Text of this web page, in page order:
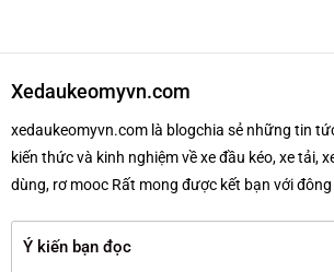
Xedaukeomyvn.com
xedaukeomyvn.com là blogchia sẻ những tin
kiến thức và kinh nghiệm về xe đầu kéo, xe tải,
dùng, rơ mooc Rất mong được kết bạn với
Ý kiến bạn đọc